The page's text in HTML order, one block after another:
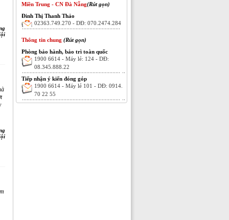
Miền Trung - CN Đà Nẵng(Rút gọn)
Đinh Thị Thanh Thảo
02363.749.270 - DĐ: 070.2474.284
Thông tin chung (Rút gọn)
Phòng bảo hành, bảo trì toàn quốc
1900 6614 - Máy lẻ: 124 - DĐ:
08.345.888.22
Tiếp nhận ý kiến đóng góp
1900 6614 - Máy lẻ 101 - DĐ: 0914.
70 22 55